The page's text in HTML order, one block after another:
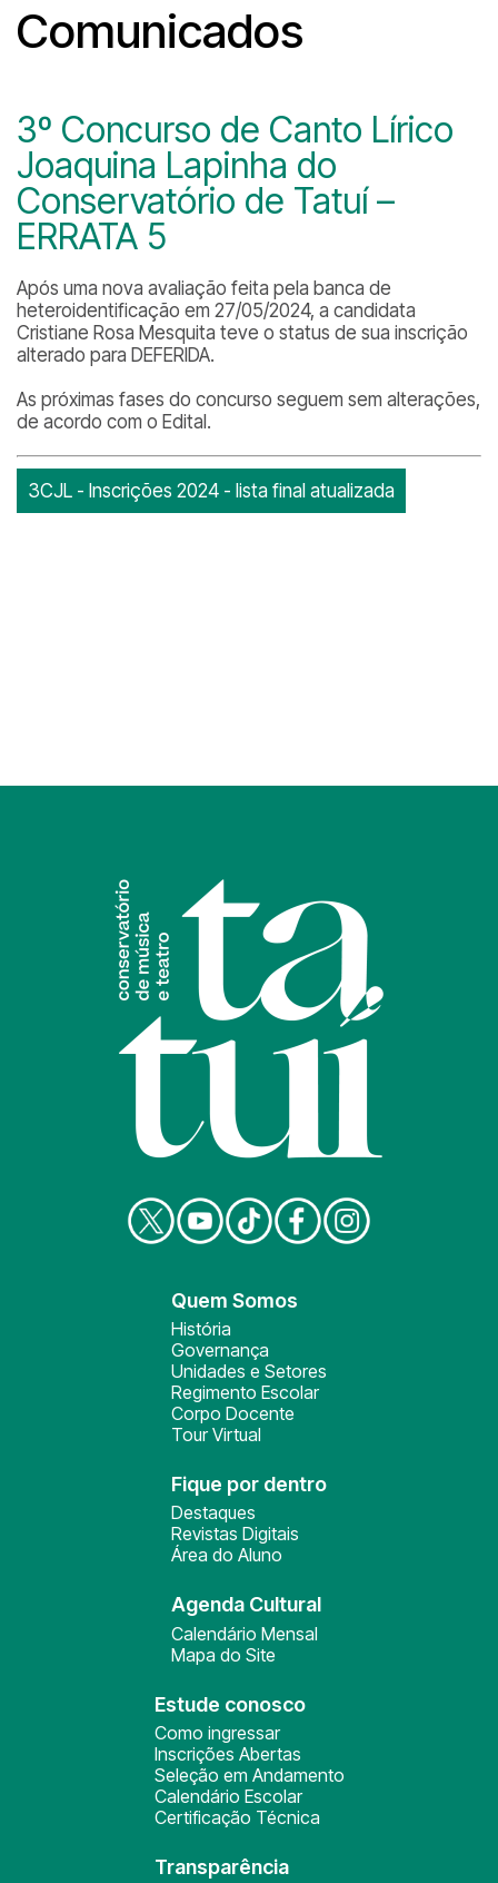
Comunicados
3º Concurso de Canto Lírico
Joaquina Lapinha do
Conservatório de Tatuí –
ERRATA 5
Após uma nova avaliação feita pela banca de
heteroidentificação em 27/05/2024, a candidata
Cristiane Rosa Mesquita teve o status de sua inscrição
alterado para DEFERIDA.
As próximas fases do concurso seguem sem alterações,
de acordo com o Edital.
3CJL - Inscrições 2024 - lista final atualizada
Quem Somos
História
Governança
Unidades e Setores
Regimento Escolar
Corpo Docente
Tour Virtual
Fique por dentro
Destaques
Revistas Digitais
Área do Aluno
Agenda Cultural
Calendário Mensal
Mapa do Site
Estude conosco
Como ingressar
Inscrições Abertas
Seleção em Andamento
Calendário Escolar
Certificação Técnica
Transparência